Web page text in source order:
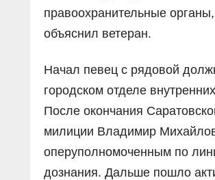
правоохранительные
объяснил ветеран.
Начал певец с рядовой
городском отделе
После окончания
милиции Владимир
оперуполномоченным по
дознания. Дальше пошло